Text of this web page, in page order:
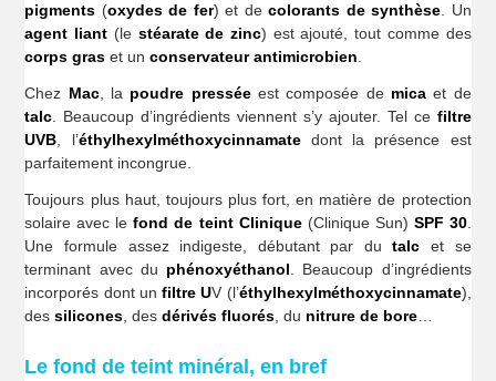
pigments (oxydes de fer) et decolorants de synthèse . Un
agent liant (le stéarate de zinc) est ajouté, tout comme des
corps gras et unconservateur antimicrobien
Chez Mac, la poudre presséeest composée de micaet de
talc . Beaucoup d’ingrédients viennent s’y ajouter. Tel ce filtre
UVB , l’éthylhexylméthoxycinnamatedont la présence est
parfaitement incongrue.
Toujours plus haut, toujours plus fort, en matière de protection
solaire avec lefond de teint Clinique(Clinique Sun) SPF 30.
Une formule assez indigeste, débutant par dutalc et se
terminant avec du phénoxyéthanol . Beaucoup d’ingrédients
incorporés dont unfiltre UV (l’éthylhexylméthoxycinnamate),
dessilicones , desdérivés fluorés , du nitrure de bore
Le fond de teint minéral, en bref